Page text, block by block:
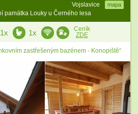
Vojslavice mapa
památka Louky u Černého lesa
1x 1x
Ceník
ZDE
zastřešeným bazénem - Konopiště“